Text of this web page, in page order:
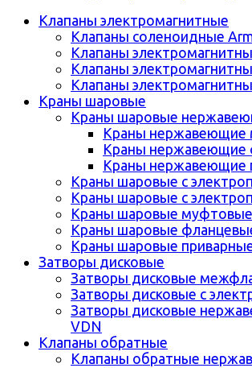
Клапаны электромагнитные
Клапаны соленоидные
Клапаны
Клапаны
Клапаны
Краны шаровые
Краны шаровые
Краны нержавеющие
Краны нержавеющие
Краны нержавеющие
Краны шаровые с
Краны шаровые с
Краны шаровые муфтовые
Краны шаровые
Краны шаровые
Затворы дисковые
Затворы дисковые
Затворы дисковые с
Затворы дисковые
VDN
Клапаны обратные
Клапаны обратные